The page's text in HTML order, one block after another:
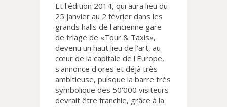
Et l'édition 2014, qui aura lieu du
25 janvier au 2 février dans les
grands halls de l'ancienne gare
de triage de «Tour & Taxis»,
devenu un haut lieu de l'art, au
cœur de la capitale de l'Europe,
s'annonce d'ores et déjà très
ambitieuse, puisque la barre très
symbolique des 50'000 visiteurs
devrait être franchie, grâce à la